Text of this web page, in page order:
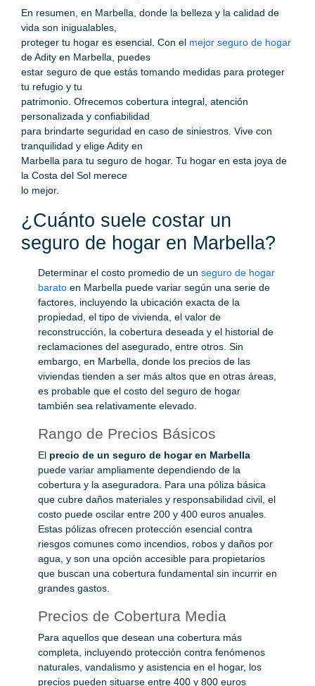
En resumen, en Marbella, donde la belleza y la calidad de
vida son inigualables,
proteger tu hogar es esencial. Con el mejor seguro de hogar
de Adity en Marbella, puedes
estar seguro de que estás tomando medidas para proteger
tu refugio y tu
patrimonio. Ofrecemos cobertura integral, atención
personalizada y confiabilidad
para brindarte seguridad en caso de siniestros. Vive con
tranquilidad y elige Adity en
Marbella para tu seguro de hogar. Tu hogar en esta joya de
la Costa del Sol merece
lo mejor.
¿Cuánto suele costar un
seguro de hogar en Marbella?
Determinar el costo promedio de un seguro de hogar
barato en Marbella puede variar según una serie de
factores, incluyendo la ubicación exacta de la
propiedad, el tipo de vivienda, el valor de
reconstrucción, la cobertura deseada y el historial de
reclamaciones del asegurado, entre otros. Sin
embargo, en Marbella, donde los precios de las
viviendas tienden a ser más altos que en otras áreas,
es probable que el costo del seguro de hogar
también sea relativamente elevado.
Rango de Precios Básicos
El precio de un seguro de hogar en Marbella
puede variar ampliamente dependiendo de la
cobertura y la aseguradora. Para una póliza básica
que cubre daños materiales y responsabilidad civil, el
costo puede oscilar entre 200 y 400 euros anuales.
Estas pólizas ofrecen protección esencial contra
riesgos comunes como incendios, robos y daños por
agua, y son una opción accesible para propietarios
que buscan una cobertura fundamental sin incurrir en
grandes gastos.
Precios de Cobertura Media
Para aquellos que desean una cobertura más
completa, incluyendo protección contra fenómenos
naturales, vandalismo y asistencia en el hogar, los
precios pueden situarse entre 400 y 800 euros